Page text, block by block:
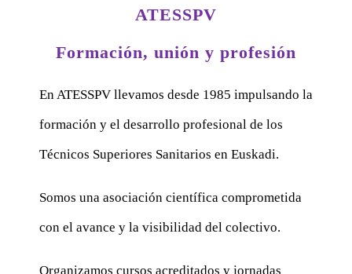
ATESSPV
Formación, unión y profesión
En ATESSPV llevamos desde 1985 impulsando la
formación y el desarrollo profesional de los
Técnicos Superiores Sanitarios en Euskadi.
Somos una asociación científica comprometida
con el avance y la visibilidad del colectivo.
Organizamos cursos acreditados y jornadas